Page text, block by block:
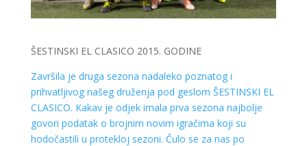
ŠESTINSKI EL CLASICO 2015. GODINE
Završila je druga sezona nadaleko poznatog i
prihvatljivog našeg druženja pod geslom ŠESTINSKI EL
CLASICO. Kakav je odjek imala prva sezona najbolje
govori podatak o brojnim novim igračima koji su
hodočastili u protekloj sezoni. Čulo se za nas po